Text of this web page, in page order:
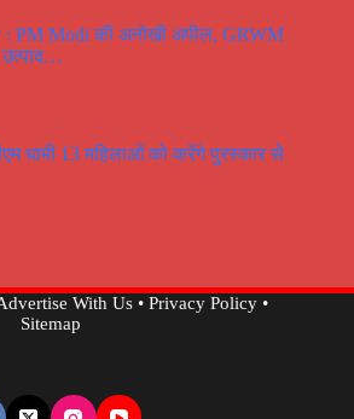
: PM Modi की अनोखी अपील, GRWM
धामी 13 महिलाओं को करेंगे पुरस्कार से
With Us• Privacy Policy•
Sitemap